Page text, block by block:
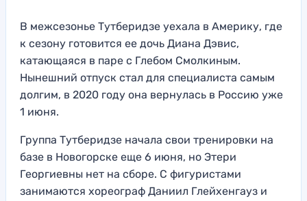
В межсезонье Тутберидзе уехала в Америку, где
к сезону готовится ее дочь Диана Дэвис,
катающаяся в паре с Глебом Смолкиным.
Нынешний отпуск стал для специалиста самым
долгим, в 2020 году она вернулась в Россию уже
1 июня.
Группа Тутберидзе начала свои тренировки на
базе в Новогорске еще 6 июня, но Этери
Георгиевны нет на сборе. С фигуристами
занимаются хореограф Даниил Глейхенгауз и